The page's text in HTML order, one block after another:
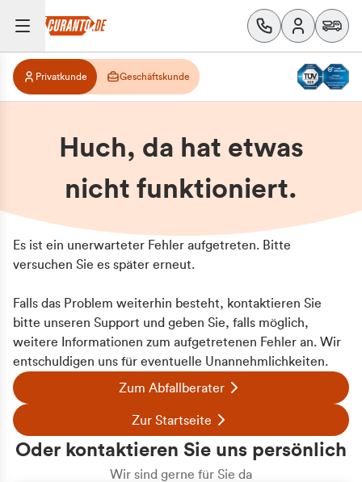
Privatkunde Geschäftskunde
Huch, da hat etwas
nicht funktioniert.
Es ist ein unerwarteter Fehler aufgetreten. Bitte
versuchen Sie es später erneut.
Falls das Problem weiterhin besteht, kontaktieren Sie
bitte unseren Support und geben Sie, falls möglich,
weitere Informationen zum aufgetretenen Fehler an. Wir
entschuldigen uns für eventuelle Unannehmlichkeiten.
Zum Abfallberater
Zur Startseite
Oder kontaktieren Sie uns persönlich
Wir sind gerne für Sie da